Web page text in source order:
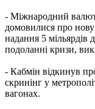
- Міжнародний
домовилися про нову
надання 5 мільярдів
подоланні кризи,
- Кабмін відкинув
скринінг у
вагонах.